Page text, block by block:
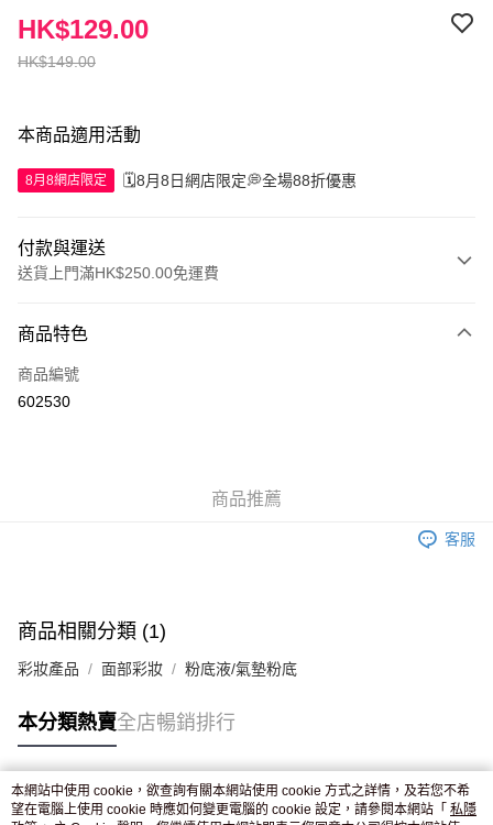
HK$149.00
HK$129.00
本商品適用活動
8月8網店限定 🗓️8月8日網店限定💭全場88折優惠
付款與運送
送貨上門滿HK$250.00免運費
信用卡
Apple Pay
付款後門市自取，訂單確認後2-4個工作天到店，7天內取。逾期後
商品特色
商品編號
602530
商品推薦
客服
商品相關分類 (1)
彩妝產品 面部彩妝 粉底液/氣墊粉底
本分類熱賣全店暢銷排行
熱門標籤
本網站中使用 cookie，欲查詢有關本網站使用 cookie 方式之詳情，及若您不希
望在電腦上使用 cookie 時應如何變更電腦的 cookie 設定，請參閱本網站「 私隱